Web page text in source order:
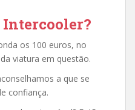
Intercooler?
os 100 euros, no
viatura em questão.
a que se
confiança.